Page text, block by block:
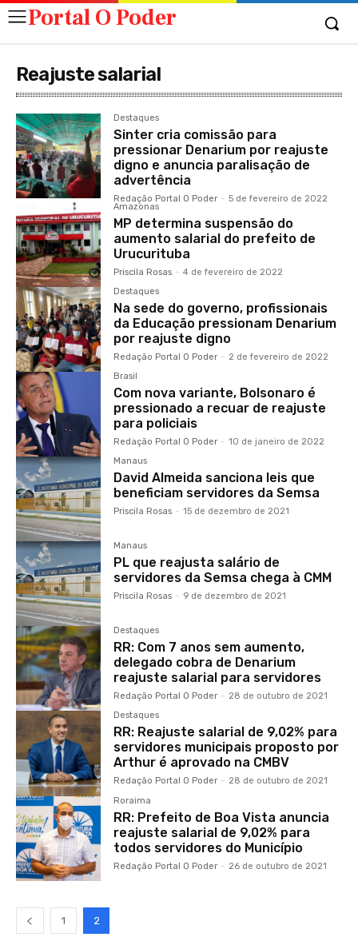
Portal O Poder
Reajuste salarial
Destaques
Sinter cria comissão para
pressionar Denarium por reajuste
digno e anuncia paralisação de
advertência
Redação Portal O Poder - 5 de fevereiro de 2022
Amazonas
MP determina suspensão do
aumento salarial do prefeito de
Urucurituba
Priscila Rosas - 4 de fevereiro de 2022
Destaques
Na sede do governo, profissionais
da Educação pressionam Denarium
por reajuste digno
Redação Portal O Poder - 2 de fevereiro de 2022
Brasil
Com nova variante, Bolsonaro é
pressionado a recuar de reajuste
para policiais
Redação Portal O Poder - 10 de janeiro de 2022
Manaus
David Almeida sanciona leis que
beneficiam servidores da Semsa
Priscila Rosas - 15 de dezembro de 2021
Manaus
PL que reajusta salário de
servidores da Semsa chega à CMM
Priscila Rosas - 9 de dezembro de 2021
Destaques
RR: Com 7 anos sem aumento,
delegado cobra de Denarium
reajuste salarial para servidores
Redação Portal O Poder - 28 de outubro de 2021
Destaques
RR: Reajuste salarial de 9,02% para
servidores municipais proposto por
Arthur é aprovado na CMBV
Redação Portal O Poder - 28 de outubro de 2021
Roraima
RR: Prefeito de Boa Vista anuncia
reajuste salarial de 9,02% para
todos servidores do Município
Redação Portal O Poder - 26 de outubro de 2021
1 2